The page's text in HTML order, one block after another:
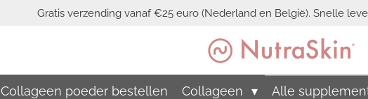
Gratis verzending vanaf €25 euro (Nederland en België). Snelle
Collageen poeder bestellen Collageen Alle